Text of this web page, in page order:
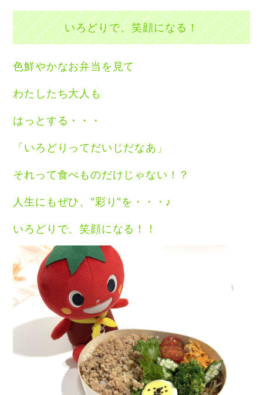
いろどりで、笑顔になる！
色鮮やかなお弁当を見て
わたしたち大人も
はっとする・・・
「いろどりってだいじだなあ」
それって食べものだけじゃない！？
人生にもぜひ、"彩り"を・・・♪
いろどりで、笑顔になる！！